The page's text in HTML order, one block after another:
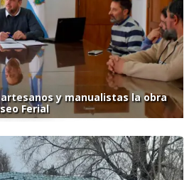
y manualistas la obra
Ferial